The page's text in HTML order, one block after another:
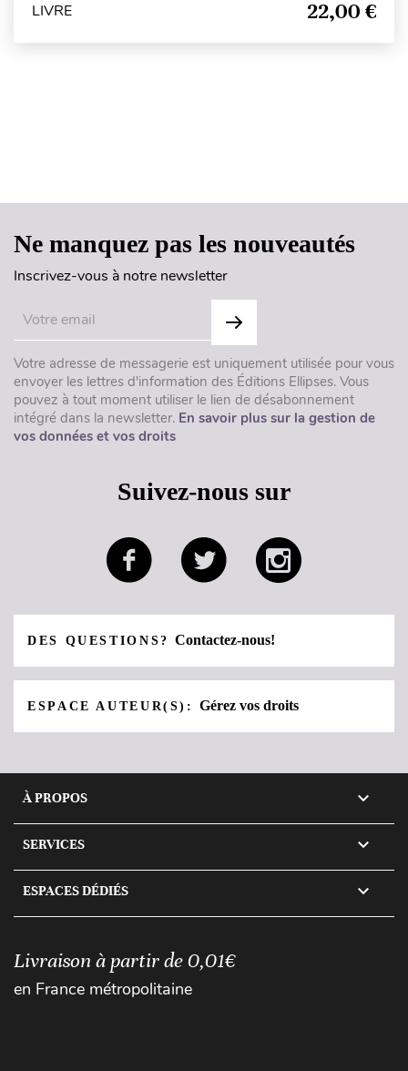
LIVRE 22,00 €
Ne manquez pas les nouveautés
Inscrivez-vous à notre newsletter
Votre adresse de messagerie est uniquement utilisée pour vous
envoyer les lettres d'information des Éditions Ellipses. Vous
pouvez à tout moment utiliser le lien de désabonnement
intégré dans la newsletter. En savoir plus sur la gestion de
vos données et vos droits
Suivez-nous sur
DES QUESTIONS?Contactez-nous!
ESPACE AUTEUR(S):Gérez vos droits
À PROPOS 
SERVICES 
ESPACES DÉDIÉS 
Livraison à partir de 0,01€
en France métropolitaine